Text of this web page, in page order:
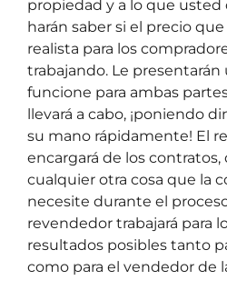
propiedad y a lo que usted
harán saber si el precio
realista para los
trabajando. Le presentarán
funcione para ambas
llevará a cabo, ¡poniendo
su mano rápidamente! El
encargará de los
cualquier otra cosa que la
necesite durante el
revendedor trabajará para
resultados posibles tanto
como para el vendedor de